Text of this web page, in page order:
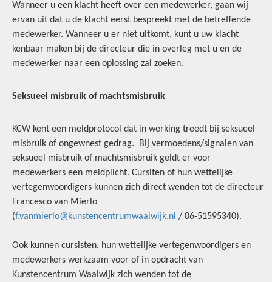
Wanneer u een klacht heeft over een medewerker, gaan wij
ervan uit dat u de klacht eerst bespreekt met de betreffende
medewerker. Wanneer u er niet uitkomt, kunt u uw klacht
kenbaar maken bij de directeur die in overleg met u en de
medewerker naar een oplossing zal zoeken.
Seksueel misbruik of machtsmisbruik
KCW kent een meldprotocol dat in werking treedt bij seksueel
misbruik of ongewnest gedrag. Bij vermoedens/signalen van
seksueel misbruik of machtsmisbruik geldt er voor
medewerkers een meldplicht. Cursiten of hun wettelijke
vertegenwoordigers kunnen zich direct wenden tot de directeur
Francesco van Mierlo
(f.vanmierlo@kunstencentrumwaalwijk.nl / 06-51595340).
Ook kunnen cursisten, hun wettelijke vertegenwoordigers en
medewerkers werkzaam voor of in opdracht van
Kunstencentrum Waalwijk zich wenden tot de